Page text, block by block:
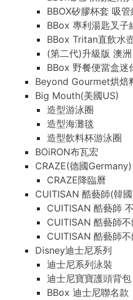
BBOX矽膠杯套 吸管
BBox 專利湯匙叉子
BBox Tritan直飲水
(第二代)升級版 澳
BBox 野餐便當盒迷
Beyond Gourmet烘焙
Big Mouth(美國US)
造型游泳圈
造型海灘毯
造型飲料杯游泳圈
BOiRON布瓦宏
CRAZE(德國Germany)
CRAZE降臨曆
CUITISAN 酷藝師(韓
CUITISAN 酷藝師
CUITISAN 酷藝師
CUITISAN 酷藝師
Disney迪士尼系列
迪士尼系列泳裝
迪士尼寶寶護頭背包
BBox 迪士尼聯名款